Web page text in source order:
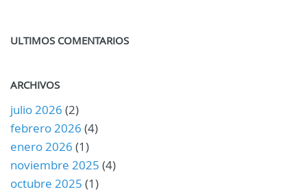
ULTIMOS COMENTARIOS
ARCHIVOS
julio 2026 (2)
febrero 2026 (4)
enero 2026 (1)
noviembre 2025 (4)
octubre 2025 (1)